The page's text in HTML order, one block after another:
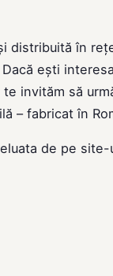
distribuită în
ești
invităm să
– fabricat în
de pe site-